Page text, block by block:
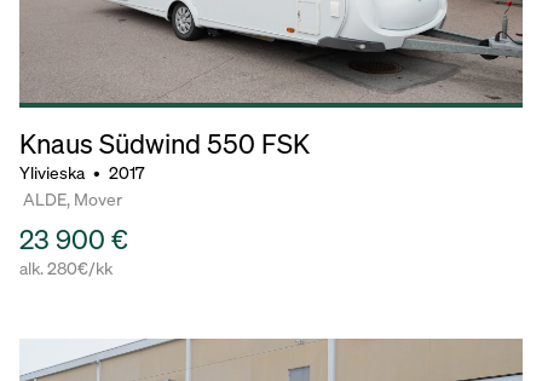
Knaus Südwind 550 FSK
Ylivieska • 2017
ALDE, Mover
23 900 €
alk. 280€/kk